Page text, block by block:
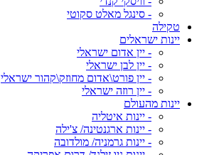
- סינגל מאלט סקוטי
טקילה
יינות ישראלים
- יין אדום ישראלי
- יין לבן ישראלי
- יין פורט\אדום מחוזק\קהור ישראלי
- יין רוזה ישראלי
יינות מהעולם
- יינות איטליה
- יינות ארגנטינה/ צ'ילה
- יינות גרמניה/ מולדובה